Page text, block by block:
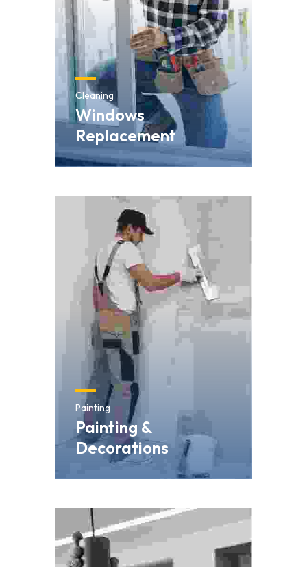
Cleaning
Windows
Replacement
Painting
Painting &
Decorations